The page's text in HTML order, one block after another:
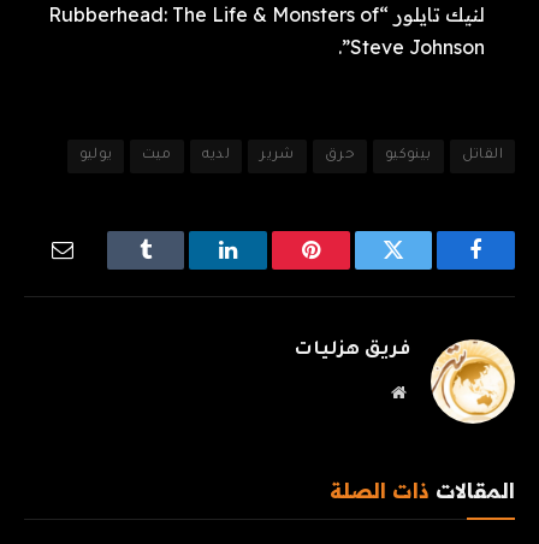
لنيك تايلور “Rubberhead: The Life & Monsters of
Steve Johnson”.
القاتل بينوكيو حرق شرير لديه ميت يوليو
فيسبوك تويتر بينتيريستلينكدإن Tumblr
فريق هزليات
موقع
المقالات ذات الصلة